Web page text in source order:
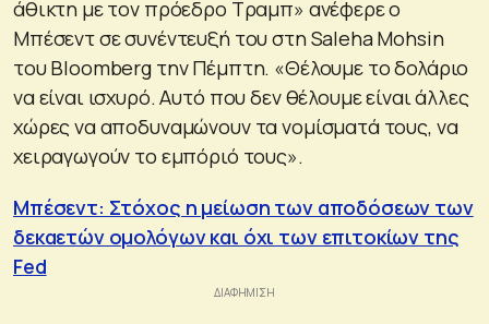
άθικτη με τον πρόεδρο Τραμπ» ανέφερε ο
Μπέσεντ σε συνέντευξή του στη Saleha Mohsin
του Bloomberg την Πέμπτη. «Θέλουμε το δολάριο
να είναι ισχυρό. Αυτό που δεν θέλουμε είναι άλλες
χώρες να αποδυναμώνουν τα νομίσματά τους, να
χειραγωγούν το εμπόριό τους».
Μπέσεντ: Στόχος η μείωση των αποδόσεων των
δεκαετών ομολόγων και όχι των επιτοκίων της
Fed